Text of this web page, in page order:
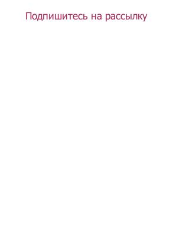
Подпишитесь на рассылку